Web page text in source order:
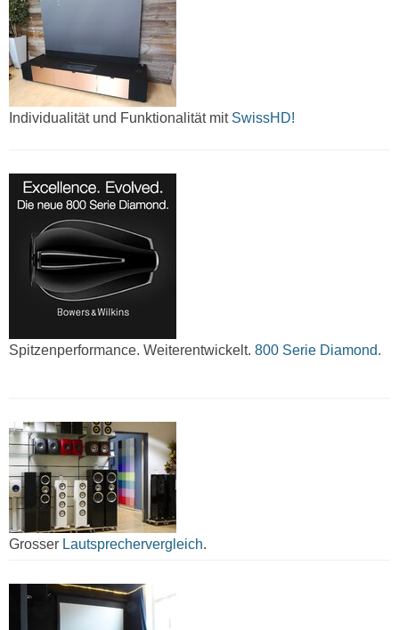
Individualität und Funktionalität mitSwissHD!
Spitzenperformance. Weiterentwickelt. 800 Serie Diamond.
Grosser Lautsprechervergleich.